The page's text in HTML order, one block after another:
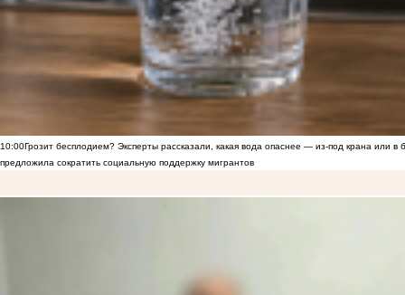
10:00Грозит бесплодием? Эксперты рассказали, какая вода опаснее — из-под крана или в
предложила сократить социальную поддержку мигрантов